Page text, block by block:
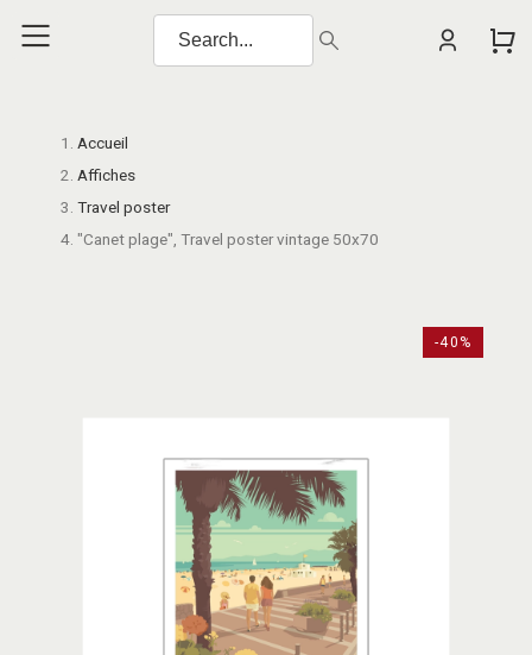
Accueil
Affiches
Travel poster
"Canet plage", Travel poster vintage 50x70
-40%